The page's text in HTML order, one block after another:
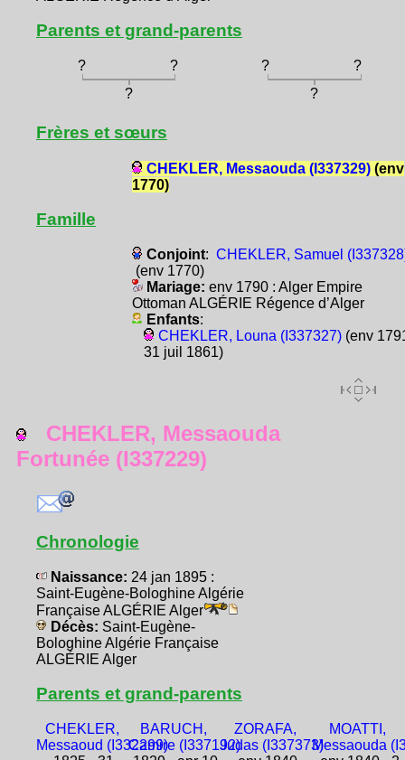
Parents et grand-parents
? ? ?
?
?
?
Frères et sœurs
CHEKLER, Messaouda (I337329)(env
1770)
Famille
Conjoint: CHEKLER, Samuel
(env 1770)
Mariage: env 1790 : Alger Empire
Ottoman ALGÉRIE Régence d’Alger
Enfants:
CHEKLER, Louna (I337327)(env
31 juil 1861)
CHEKLER, Messaouda
Fortunée (I337229)
Chronologie
Naissance: 24 jan 1895 :
Saint-Eugène-Bologhine Algérie
Française ALGÉRIE Alger
Décès: Saint-Eugène-
Bologhine Algérie Française
ALGÉRIE Alger
Parents et grand-parents
CHEKLER,
Messaoud (I332299)
BARUCH,
Camire (I337192)
ZORAFA,
Judas (I337373)
MOATTI,
Messaouda